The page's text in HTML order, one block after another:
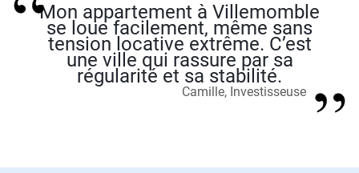
Mon appartement à Villemomble
se loue facilement, même sans
tension locative extrême. C’est
une ville qui rassure par sa
régularité et sa stabilité.
Camille, Investisseuse